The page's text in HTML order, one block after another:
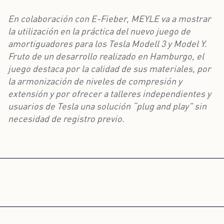
En colaboración con E-Fieber, MEYLE va a mostrar
la utilización en la práctica del nuevo juego de
amortiguadores para los Tesla Modell 3 y Model Y.
Fruto de un desarrollo realizado en Hamburgo, el
juego destaca por la calidad de sus materiales, por
la armonización de niveles de compresión y
extensión y por ofrecer a talleres independientes y
usuarios de Tesla una solución “plug and play” sin
necesidad de registro previo.